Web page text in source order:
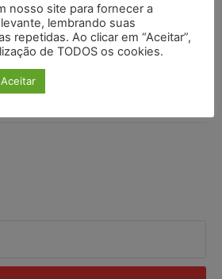
2026
justa causa de empregado que
no local de trabalho
nosso site para fornecer a
lembrando suas
repetidas. Ao clicar em “Aceitar”,
de TODOS os cookies.
Aceitar